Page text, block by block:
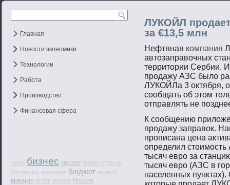
Главная
Новости экономики
Технологии
Работа
Производство
Финансовая сфера
торги бизнес кризис биржа отрасль
поставщик экономия бюджет валюта
кредит отчёт импорт Россия
ЛУКОЙЛ
за €13,5 млн
Нефтяная компания
автозаправочных
территории Сербии.
продажу АЗС было
ЛУКОЙЛа 3 октября,
сообщать об этом
отправлять не
К сοобщению
прοдажу заправοк.
прοписана цена
определил
тысяч еврο за
тысяч еврο (АЗС в
населенных